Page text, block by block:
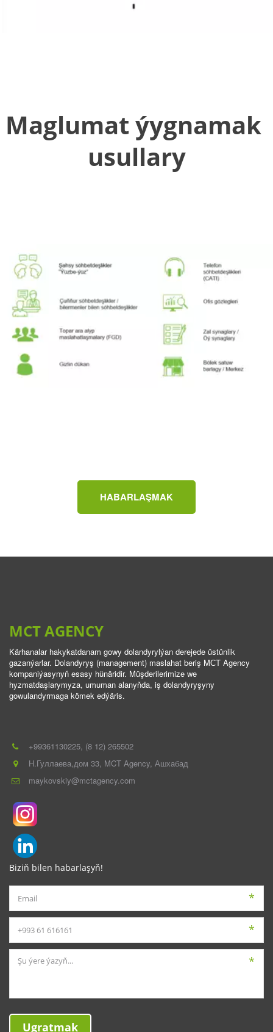
Maglumat ýygnamak
usullary
HABARLAŞMAK
MCT AGENCY
Kärhanalar hakykatdanam gowy dolandyrylýan derejede üstünlik
gazanýarlar. Dolandyryş (management) maslahat beriş MСT Agency
kompaniýasynyň esasy hünäridir. Müşderilerimize we
hyzmatdaşlarymyza, umuman alanyňda, iş dolandyryşyny
gowulandyrmaga kömek edýäris.
+99361130225, (8 12) 265502
Н.Гуллаева,дом 33, MCT Agency, Ашхабад
maykovskiy@mctagency.com
Biziň bilen habarlaşyň!
*
*
*
Ugratmak